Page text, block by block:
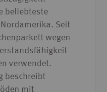
beliebteste
Seit
wegen
verwendet.
beschreibt
mit